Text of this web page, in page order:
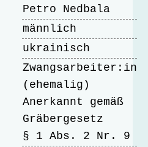
Petro Nedbala
männlich
ukrainisch
Zwangsarbeiter:in
(ehemalig)
Anerkannt gemäß
Gräbergesetz
§ 1 Abs. 2 Nr. 9